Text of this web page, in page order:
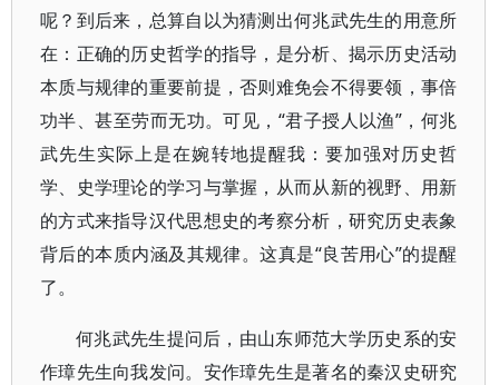
呢？到后来，总算自以为猜测出何兆武先生的用意所
在：正确的历史哲学的指导，是分析、揭示历史活动
本质与规律的重要前提，否则难免会不得要领，事倍
功半、甚至劳而无功。可见，“君子授人以渔”，何兆
武先生实际上是在婉转地提醒我：要加强对历史哲
学、史学理论的学习与掌握，从而从新的视野、用新
的方式来指导汉代思想史的考察分析，研究历史表象
背后的本质内涵及其规律。这真是“良苦用心”的提醒
了。
何兆武先生提问后，由山东师范大学历史系的安
作璋先生向我发问。安作璋先生是著名的秦汉史研究